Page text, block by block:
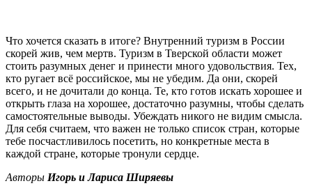
Что хочется сказать в итоге? Внутренний туризм в России
скорей жив, чем мертв. Туризм в Тверской области может
стоить разумных денег и принести много удовольствия. Тех,
кто ругает всё российское, мы не убедим. Да они, скорей
всего, и не дочитали до конца. Те, кто готов искать хорошее и
открыть глаза на хорошее, достаточно разумны, чтобы сделать
самостоятельные выводы. Убеждать никого не видим смысла.
Для себя считаем, что важен не только список стран, которые
тебе посчастливилось посетить, но конкретные места в
каждой стране, которые тронули сердце.
Авторы Игорь и Лариса Ширяевы